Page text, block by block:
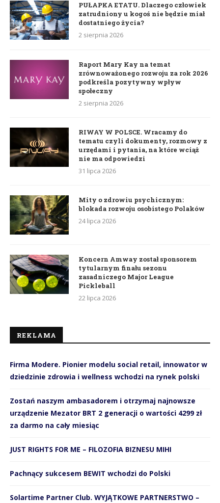
PUŁAPKA ETATU. Dlaczego człowiek
zatrudniony u kogoś nie będzie miał
dostatniego życia?
2 sierpnia 2026
Raport Mary Kay na temat
zrównoważonego rozwoju za rok 2026
podkreśla pozytywny wpływ
społeczny
2 sierpnia 2026
RIWAY W POLSCE. Wracamy do
tematu czyli dokumenty, rozmowy z
urzędami i pytania, na które wciąż
nie ma odpowiedzi
31 lipca 2026
Mity o zdrowiu psychicznym:
blokada rozwoju osobistego Polaków
24 lipca 2026
Koncern Amway został sponsorem
tytularnym finału sezonu
zasadniczego Major League
Pickleball
22 lipca 2026
REKLAMA
Firma Modere. Pionier modelu social retail, innowator w
dziedzinie zdrowia i wellness wchodzi na rynek polski
Zostań naszym ambasadorem i otrzymaj najnowsze
urządzenie Mezator BRT 2 generacji o wartości 4299 zł
za darmo na cały miesiąc
JUST RIGHTS FOR ME – FILOZOFIA BIZNESU MIHI
Pachnący sukcesem BEWIT wchodzi do Polski
Solartime Partner Club. WYJĄTKOWE PARTNERSTWO –